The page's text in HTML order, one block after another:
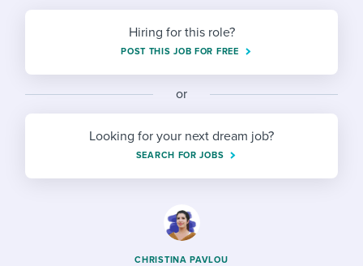
Developing & retaining people
Ensuring compliance
Finding and attracting people
Establishing an employer brand
Step-by-step tutorials
Free ebooks & reports
HR terms
Career development
Modern working life
Request a demo
Start a free trial
Hiring for this role?
POST THIS JOB FOR FREE
or
Looking for your next dream job?
SEARCH FOR JOBS
CHRISTINA PAVLOU